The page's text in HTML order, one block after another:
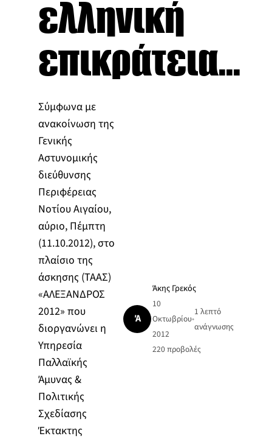
ελληνική
επικράτεια...
Σύμφωνα με
ανακοίνωση της
Γενικής
Αστυνομικής
διεύθυνσης
Περιφέρειας
Νοτίου Αιγαίου,
αύριο, Πέμπτη
(11.10.2012), στο
πλαίσιο της
άσκησης (ΤΑΑΣ)
«ΑΛΕΞΑΝΔΡΟΣ
2012» που
διοργανώνει η
Υπηρεσία
Παλλαϊκής
Άμυνας &
Πολιτικής
Σχεδίασης
Έκτακτης
Ά
Άκης Γρεκός
10
Οκτωβρίου
2012
•
1 λεπτό
ανάγνωσης
220προβολές